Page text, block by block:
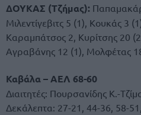
ΔOYKΑΣ (Τζήμας):
Μιλεντίγεβιτς 5 (1), Κουκάς 3
Καραμπάτσος 2, Κυρίτσης 20
Αγραβάνης 12 (1), Μολφέτας
Καβάλα – ΑΕΛ 68-60
Διαιτητές: Πουρσανίδης Κ.-
Δεκάλεπτα: 27-21, 44-36, 58-